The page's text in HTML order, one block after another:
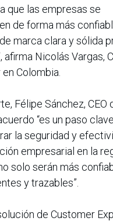
que las empresas se
de forma más
marca clara y sólida
afirma Nicolás Vargas,
Colombia.
Félipe Sánchez, CEO
“es un paso clave
la seguridad y
empresarial en la
solo serán más
y trazables”.
de Customer